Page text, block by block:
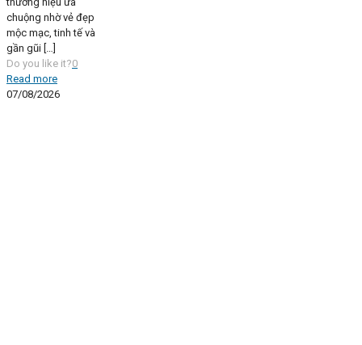
chuộng nhờ vẻ đẹp
mộc mạc, tinh tế và
gần gũi
Do you like it?0
Read more
07/08/2026